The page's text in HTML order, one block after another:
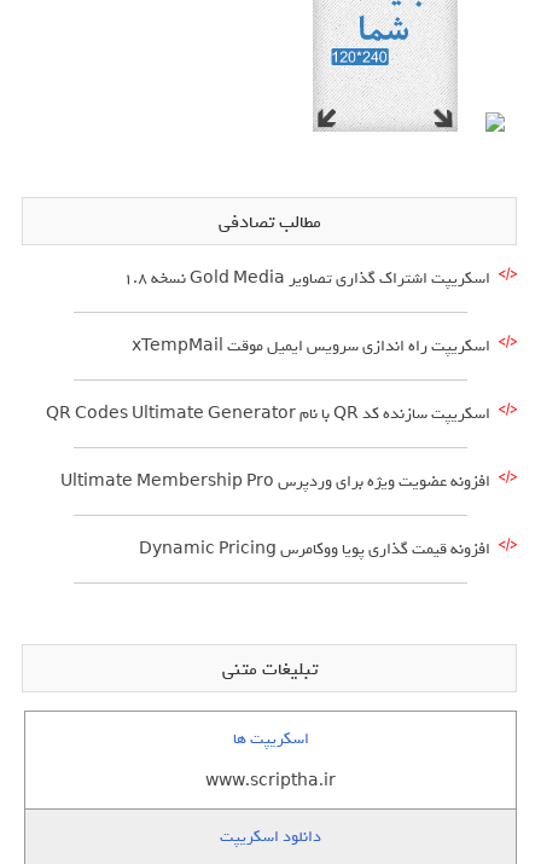
مطالب تصادفی
اسکریپت اشتراک گذاری تصاویر Gold Media نسخه 1.8
اسکریپت راه اندازی سرویس ایمیل موقت xTempMail
اسکریپت سازنده کد QR با نام QR Codes Ultimate Generator
افزونه عضویت ویژه برای وردپرس Ultimate Membership Pro
افزونه قیمت گذاری پویا ووکامرس Dynamic Pricing
تبلیغات متنی
اسکریپت ها
www.scriptha.ir
دانلود اسکریپت